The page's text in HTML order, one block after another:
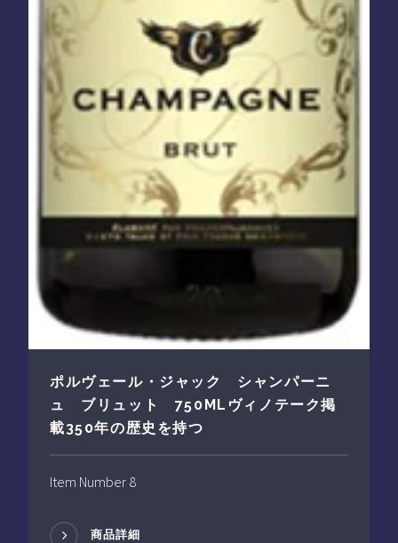
ポルヴェール・ジャック シャンパーニ
ュ ブリュット 750MLヴィノテーク掲
載350年の歴史を持つ
Item Number 8
商品詳細